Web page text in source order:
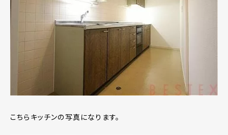
こちらキッチンの写真になります。